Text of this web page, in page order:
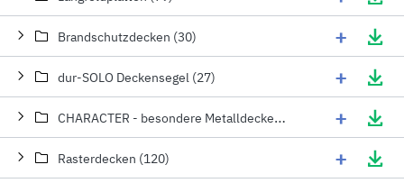
Brandschutzdecken (30) +
dur-SOLO Deckensegel (27) +
CHARACTER - besondere Metalldecken (53) +
Rasterdecken (120) +